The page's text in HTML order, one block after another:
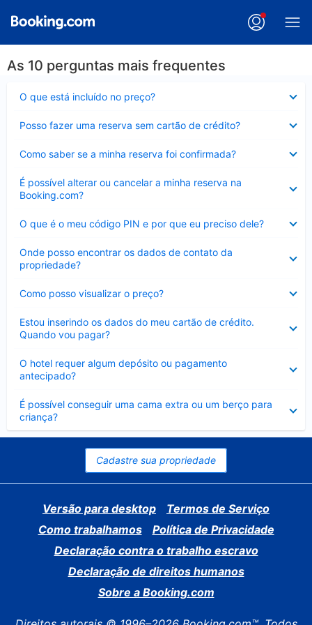
As 10 perguntas mais frequentes
O que está incluído no preço?
Posso fazer uma reserva sem cartão de crédito?
Como saber se a minha reserva foi confirmada?
É possível alterar ou cancelar a minha reserva na
Booking.com?
Contraído
O que é o meu código PIN e por que eu preciso dele?
Onde posso encontrar os dados de contato da
propriedade?
Como posso visualizar o preço?
Estou inserindo os dados do meu cartão de crédito.
Quando vou pagar?
O hotel requer algum depósito ou pagamento
antecipado?
É possível conseguir uma cama extra ou um berço para
criança?
Contraído
Cadastre sua propriedade
Versão para desktop
Termos de Serviço
Como trabalhamos
Política de Privacidade
Declaração contra o trabalho escravo
Declaração de direitos humanos
Sobre a Booking.com